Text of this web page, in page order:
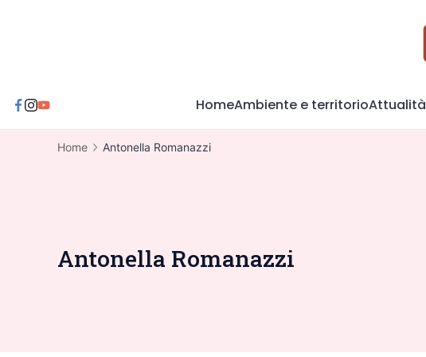
HomeAmbiente e territorioAttualità
Home Antonella Romanazzi
Antonella Romanazzi